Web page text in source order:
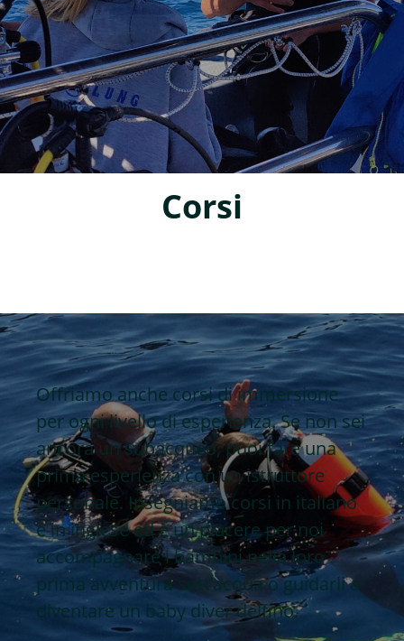
Corsi
Offriamo anche corsi di immersione
per ogni livello di esperienza. Se non sei
ancora un subacqueo, puoi fare una
prima esperienza con un istruttore
personale. Insegniamo corsi in italiano
e in inglese ed è un piacere per noi
accompagnare i bambini nella loro
prima avventura sott’acqua o guidarli a
diventare un baby diver delfino.